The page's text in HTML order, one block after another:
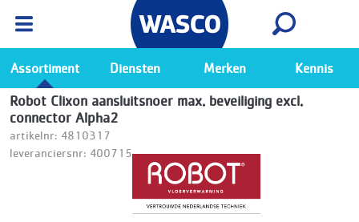
Ga naar de Wasco app
Bekijk
Assortiment Diensten Merken Kennis
Robot Clixon aansluitsnoer max. beveiliging excl.
connector Alpha2
artikelnr: 4810317
leveranciersnr: 400715